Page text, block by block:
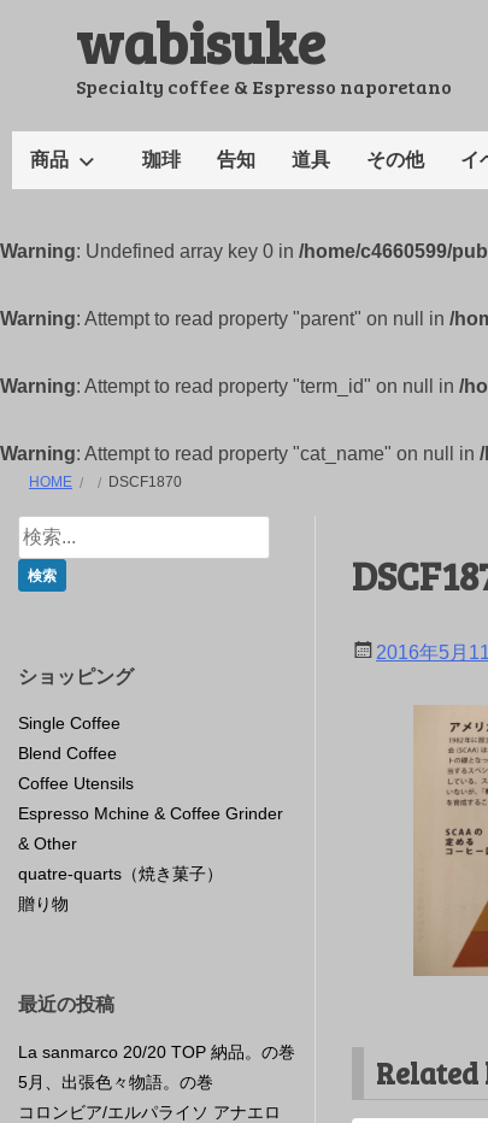
キ
プ
wabisuke
Specialty coffee & Espresso naporetano
商品 珈琲 告知 道具 その他 イ
Warning: Undefined array key 0 in /home/c4660599/
Warning: Attempt to read property "parent" on null in /
Warning: Attempt to read property "term_id" on null in /
Warning: Attempt to read property "cat_name" on null in
HOME DSCF1870
2016年5月
ショッピング
Single Coffee
Blend Coffee
Coffee Utensils
Espresso Mchine & Coffee Grinder
& Other
quatre-quarts（焼き菓子）
贈り物
最近の投稿
La sanmarco 20/20 TOP 納品。の巻
5月、出張色々物語。の巻
コロンビア/エルパライソ アナエロ